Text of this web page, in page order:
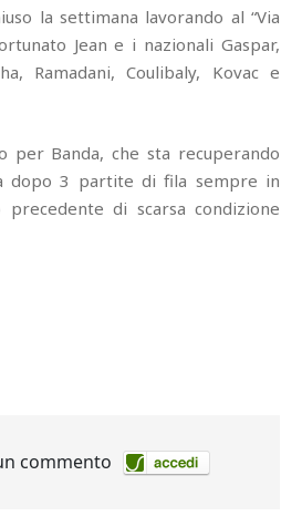
la settimana lavorando al “Via
Jean e i nazionali Gaspar,
Ramadani, Coulibaly, Kovac e
per Banda, che sta recuperando
dopo 3 partite di fila sempre in
di scarsa condizione